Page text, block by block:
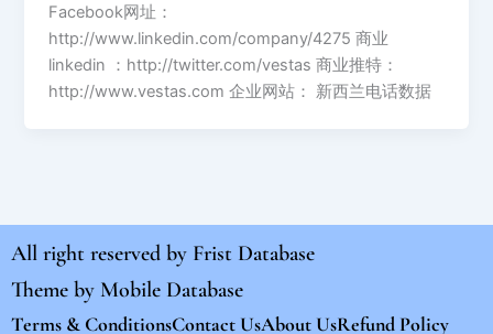
Facebook网址：
http://www.linkedin.com/company/4275 商业
linkedin ：http://twitter.com/vestas 商业推特：
http://www.vestas.com 企业网站： 新西兰电话数据
All right reserved by Frist Database
Theme by Mobile Database
Terms & ConditionsContact UsAbout UsRefund Policy